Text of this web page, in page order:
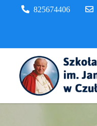
825674406